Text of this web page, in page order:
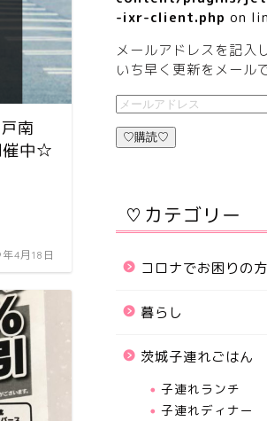
戸南
中☆
4月18日
-ixr-client.php on
メールアドレスを記入
いち早く更新をメール
♡購読♡
♡カテゴリー
コロナでお困りの方
暮らし
茨城子連れごはん
子連れランチ
子連れディナー